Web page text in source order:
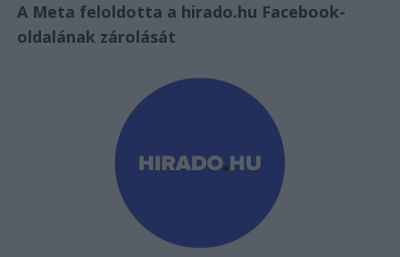
A Meta feloldotta a hirado.hu Facebook-
oldalának zárolását